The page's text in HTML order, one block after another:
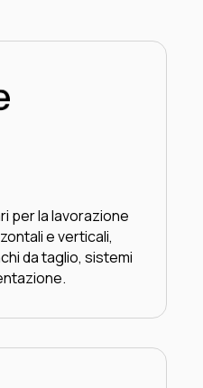
per la lavorazione
e verticali,
da taglio, sistemi